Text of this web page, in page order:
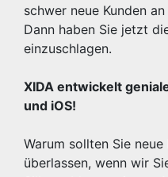
schwer neue Kunden
Dann haben Sie jetzt
einzuschlagen.
XIDA entwickelt
und iOS!
Warum sollten Sie
überlassen, wenn wir